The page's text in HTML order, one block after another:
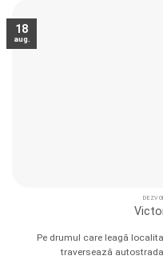
Pe drumul care leagă
traversează
18
aug.